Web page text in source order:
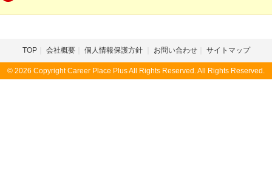
TOP 会社概要 個人情報保護方針 お問い合わせ サイトマップ
© 2026 Copyright Career Place Plus All Rights Reserved. All Rights Reserved.